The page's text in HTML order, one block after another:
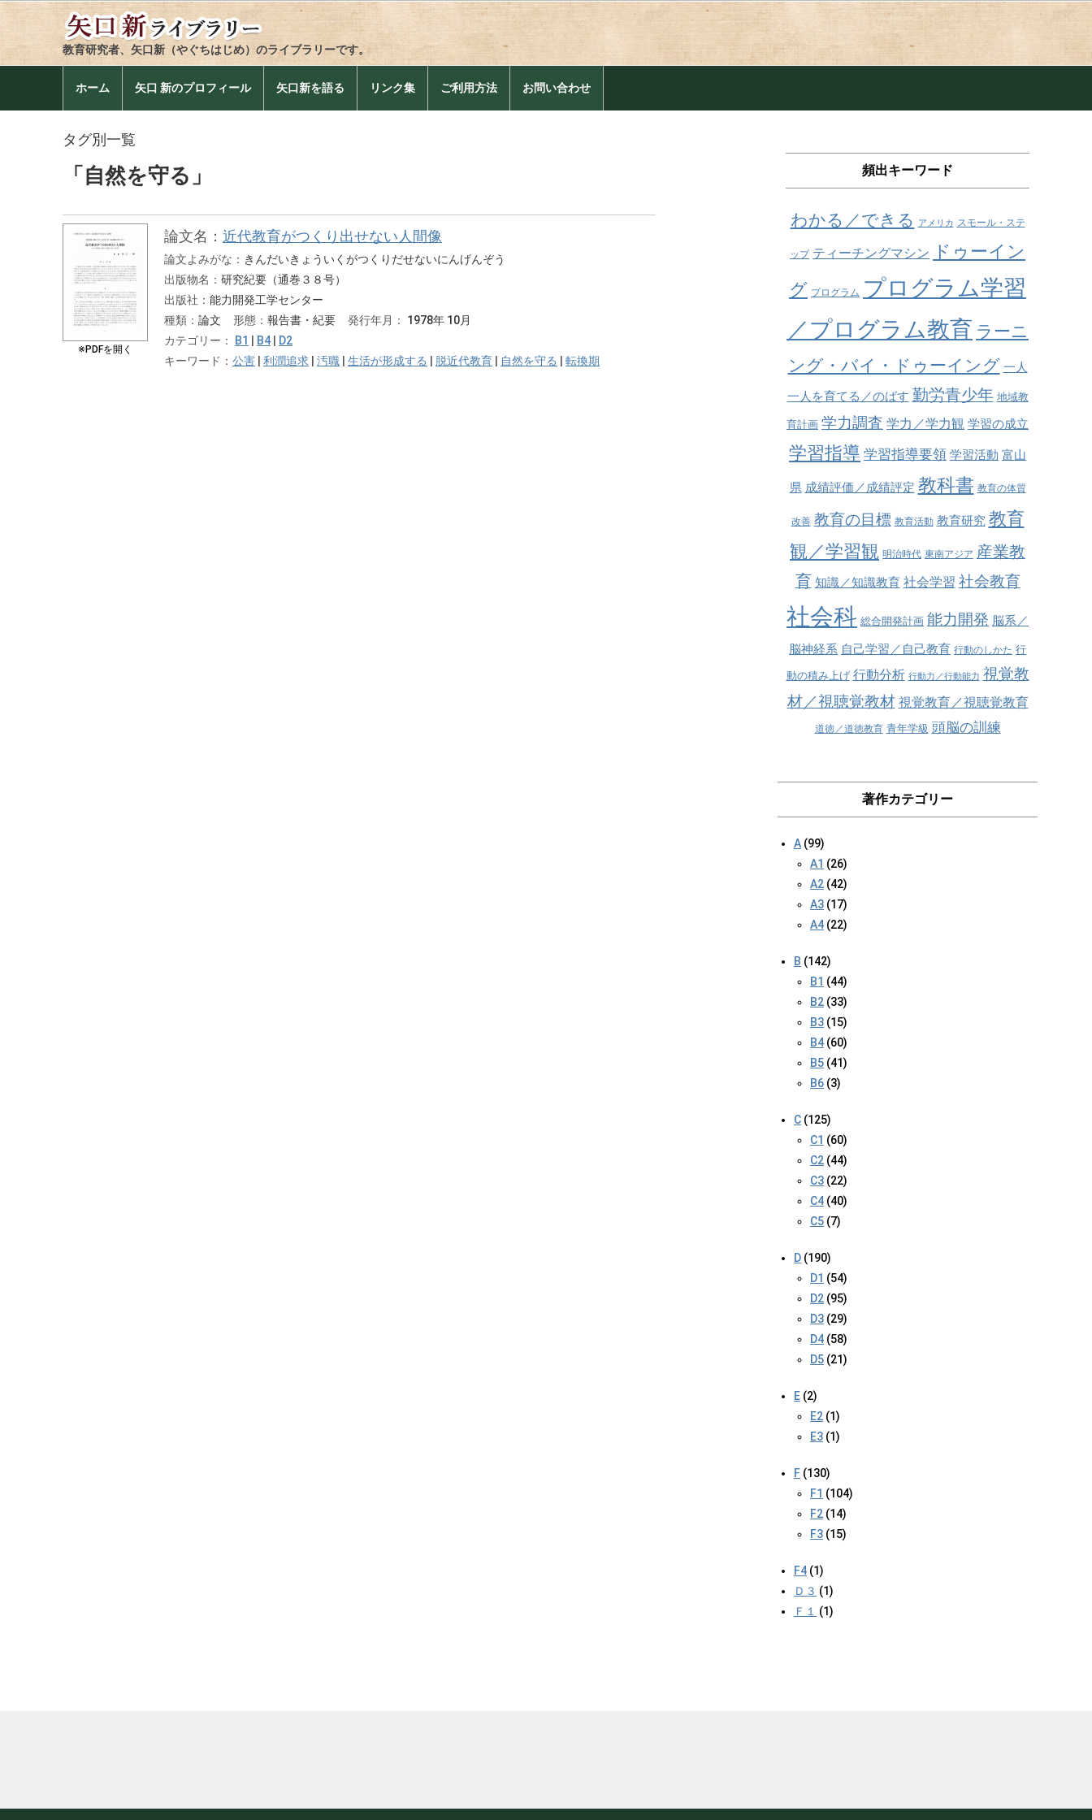
教育研究者、矢口新（やぐちはじめ）のライブラリーです。
ホーム 矢口 新のプロフィール 矢口新を語る リンク集 ご利用方法 お問い合わせ
タグ別一覧
「自然を守る」
※PDFを開く
論文名： 近代教育がつくり出せない人間像
論文よみがな： きんだいきょういくがつくりだせないにんげんぞう
出版物名： 研究紀要（通巻３８号）
出版社： 能力開発工学センター
種類： 論文 形態： 報告書・紀要 発行年月：
1978年 10月
カテゴリー：
B1 B4
D2
キーワード： 公害 利潤追求 汚職 生活が形成する 脱近代教育 自然を守る 転換期
頻出キーワード
わかる／できる アメリカ スモール・ステ
ップ ティーチングマシン
ドゥーイン
グ プログラム プログラム学習
／プログラム教育 ラーニ
ング・バイ・ドゥーイング 一人
一人を育てる／のばす 勤労青少年 地域教
育計画 学力調査 学力／学力観 学習の成立
学習指導 学習指導要領 学習活動 富山
県 成績評価／成績評定 教科書 教育の体質
改善 教育の目標 教育活動 教育研究 教育
観／学習観 明治時代 東南アジア 産業教
育 知識／知識教育 社会学習 社会教育
社会科 総合開発計画 能力開発 脳系／
脳神経系 自己学習／自己教育 行動のしかた 行
動の積み上げ 行動分析 行動力／行動能力 視覚教
材／視聴覚教材 視覚教育／視聴覚教育
道徳／道徳教育 青年学級 頭脳の訓練
著作カテゴリー
A (99)
A1 (26)
A2 (42)
A3 (17)
A4 (22)
B (142)
B1 (44)
B2 (33)
B3 (15)
B4 (60)
B5 (41)
B6 (3)
C (125)
C1 (60)
C2 (44)
C3 (22)
C4 (40)
C5 (7)
D (190)
D1 (54)
D2 (95)
D3 (29)
D4 (58)
D5 (21)
E (2)
E2 (1)
E3 (1)
F (130)
F1 (104)
F2 (14)
F3 (15)
F4 (1)
Ｄ３ (1)
Ｆ１
(1)